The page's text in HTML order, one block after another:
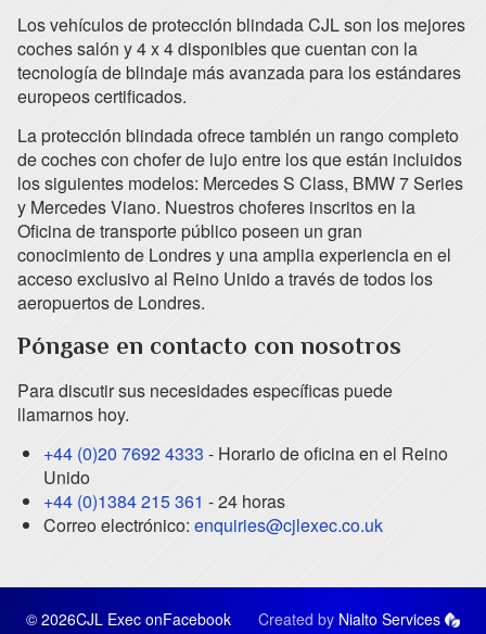
Los vehículos de protección blindada CJL son los mejores
coches salón y 4 x 4 disponibles que cuentan con la
tecnología de blindaje más avanzada para los estándares
europeos certificados.
La protección blindada ofrece también un rango completo
de coches con chofer de lujo entre los que están incluidos
los siguientes modelos: Mercedes S Class, BMW 7 Series
y Mercedes Viano. Nuestros choferes inscritos en la
Oficina de transporte público poseen un gran
conocimiento de Londres y una amplia experiencia en el
acceso exclusivo al Reino Unido a través de todos los
aeropuertos de Londres.
Póngase en contacto con nosotros
Para discutir sus necesidades específicas puede
llamarnos hoy.
+44 (0)20 7692 4333 - Horario de oficina en el Reino
Unido
+44 (0)1384 215 361 - 24 horas
Correo electrónico: enquiries@cjlexec.co.uk
© 2026CJL Exec onFacebook Created by Nialto Services